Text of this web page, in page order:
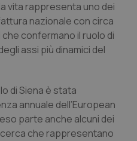
vita rappresenta uno dei
nazionale con circa
che confermano il ruolo di
assi più dinamici del
di Siena è stata
annuale dell’European
parte anche alcuni dei
che rappresentano